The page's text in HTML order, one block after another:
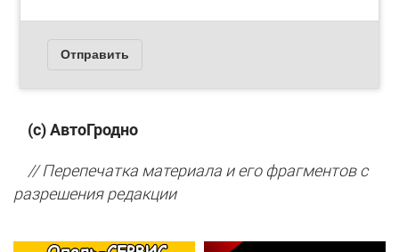
(с) АвтоГродно
// Перепечатка материала и его фрагментов с
разрешения редакции